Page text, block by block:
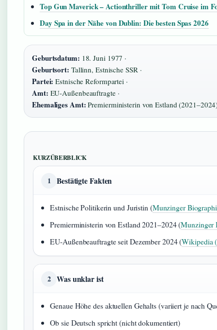
Top Gun Maverick – Actionthriller mit Tom Cruise im
Day Spa in der Nähe von Dublin: Die besten Spas 2026
Geburtsdatum: 18. Juni 1977 ·
Geburtsort: Tallinn, Estnische SSR ·
Partei: Estnische Reformpartei ·
Amt: EU-Außenbeauftragte ·
Ehemaliges Amt: Premierministerin von Estland
KURZÜBERBLICK
1 Bestätigte Fakten
Estnische Politikerin und Juristin (Munzinger
Premierministerin von Estland 2021–2024 (Munzinger
EU-Außenbeauftragte seit Dezember 2024 (Wikipedia
2 Was unklar ist
Genaue Höhe des aktuellen Gehalts (variiert je nach
Ob sie Deutsch spricht (nicht dokumentiert)